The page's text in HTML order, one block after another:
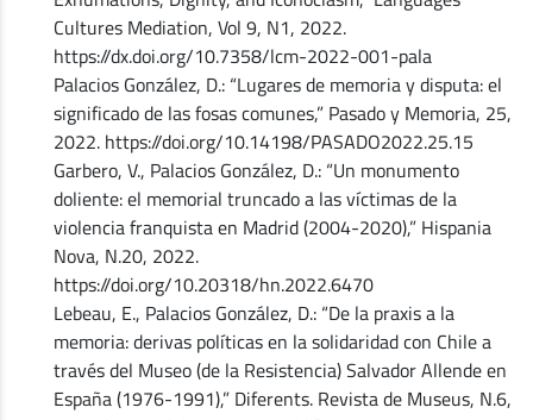
Cultures Mediation, Vol 9, N1, 2022.
https://dx.doi.org/10.7358/lcm-2022-001-pala
Palacios González, D.: “Lugares de memoria y disputa: el
significado de las fosas comunes,” Pasado y Memoria, 25,
2022. https://doi.org/10.14198/PASADO2022.25.15
Garbero, V., Palacios González, D.: “Un monumento
doliente: el memorial truncado a las víctimas de la
violencia franquista en Madrid (2004-2020),” Hispania
Nova, N.20, 2022.
https://doi.org/10.20318/hn.2022.6470
Lebeau, E., Palacios González, D.: “De la praxis a la
memoria: derivas políticas en la solidaridad con Chile a
través del Museo (de la Resistencia) Salvador Allende en
España (1976-1991),” Diferents. Revista de Museus, N.6,